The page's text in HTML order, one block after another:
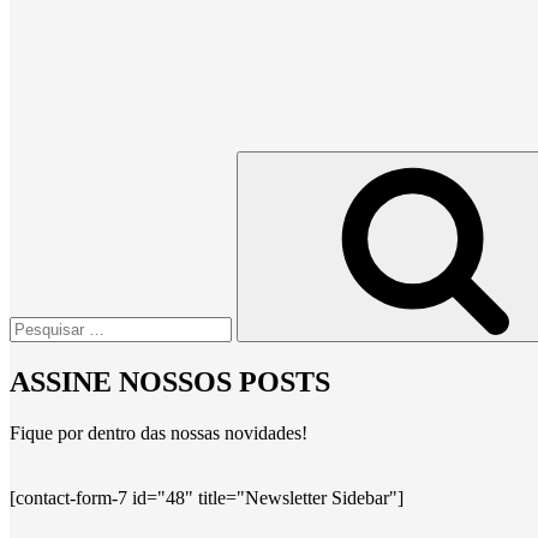
ASSINE NOSSOS POSTS
Fique por dentro das nossas novidades!
[contact-form-7 id="48" title="Newsletter Sidebar"]